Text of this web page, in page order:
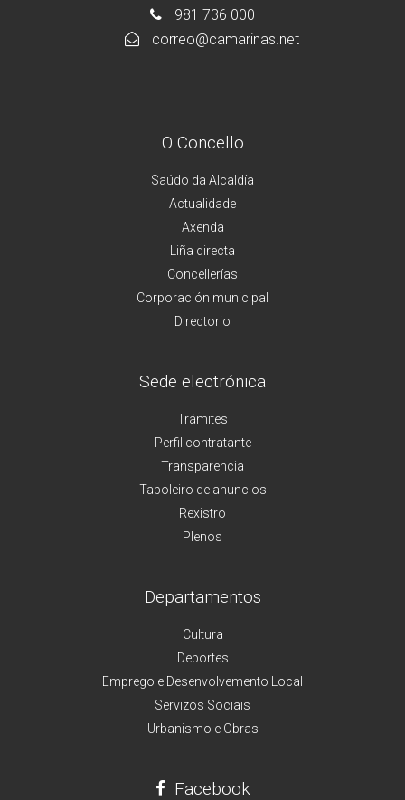
981 736 000
correo@camarinas.net
O Concello
Saúdo da Alcaldía
Actualidade
Axenda
Liña directa
Concellerías
Corporación municipal
Directorio
Sede electrónica
Trámites
Perfil contratante
Transparencia
Taboleiro de anuncios
Rexistro
Plenos
Departamentos
Cultura
Deportes
Emprego e Desenvolvemento Local
Servizos Sociais
Urbanismo e Obras
Facebook